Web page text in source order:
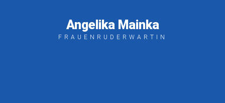
Angelika Mainka
FRAUENRUDERWARTIN